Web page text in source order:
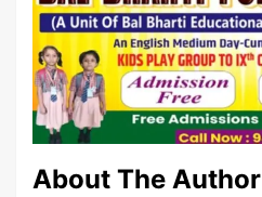
About The Author